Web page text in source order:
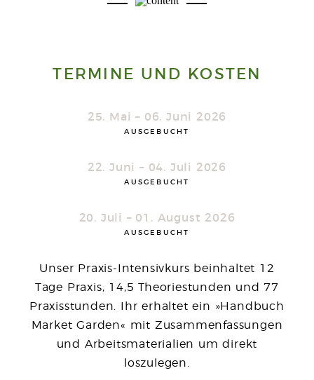
TERMINE UND KOSTEN
25. Mai – 06. Juni 2026
AUSGEBUCHT
22. Juni – 04. Juli 2026
AUSGEBUCHT
20. Juli – 01. August 2026
AUSGEBUCHT
Unser Praxis-Intensivkurs beinhaltet 12
Tage Praxis, 14,5 Theoriestunden und 77
Praxisstunden. Ihr erhaltet ein »Handbuch
Market Garden« mit Zusammenfassungen
und Arbeitsmaterialien um direkt
loszulegen.